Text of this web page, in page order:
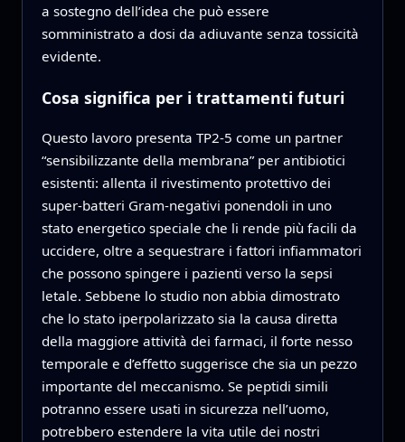
a sostegno dell’idea che può essere
somministrato a dosi da adiuvante senza tossicità
evidente.
Cosa significa per i trattamenti futuri
Questo lavoro presenta TP2‑5 come un partner
“sensibilizzante della membrana” per antibiotici
esistenti: allenta il rivestimento protettivo dei
super‑batteri Gram‑negativi ponendoli in uno
stato energetico speciale che li rende più facili da
uccidere, oltre a sequestrare i fattori infiammatori
che possono spingere i pazienti verso la sepsi
letale. Sebbene lo studio non abbia dimostrato
che lo stato iperpolarizzato sia la causa diretta
della maggiore attività dei farmaci, il forte nesso
temporale e d’effetto suggerisce che sia un pezzo
importante del meccanismo. Se peptidi simili
potranno essere usati in sicurezza nell’uomo,
potrebbero estendere la vita utile dei nostri